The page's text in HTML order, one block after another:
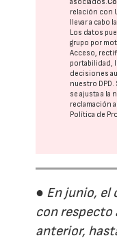
relación con
llevar a cabo
Los datos
grupo por
Acceso,
portabilidad,
decisiones
nuestro DPD.
se ajusta a la
reclamación
Política de
● En junio, el
con respecto
anterior,